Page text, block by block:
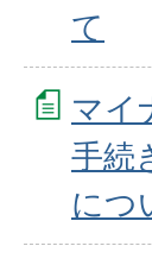
て
マイ
手続
につ